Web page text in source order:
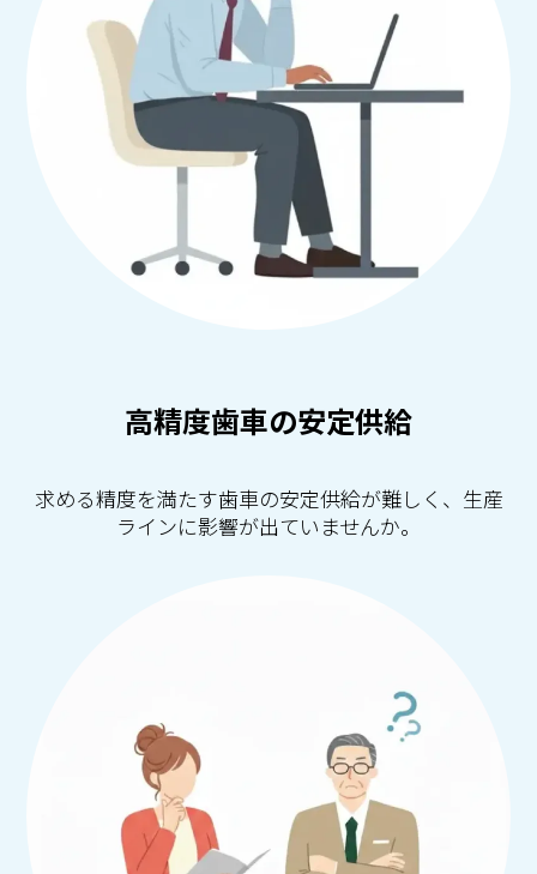
高精度歯車の安定供給
求める精度を満たす歯車の安定供給が難しく、生産
ラインに影響が出ていませんか。